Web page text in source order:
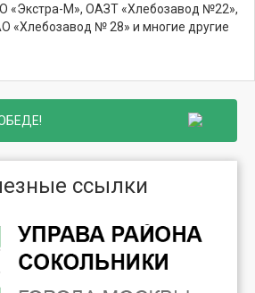
«Экстра-М», ОАЗТ «Хлебозавод №22»,
«Хлебозавод № 28» и многие другие
ссылки